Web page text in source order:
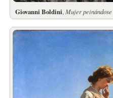
Giovanni Boldini, Mujer peinándose